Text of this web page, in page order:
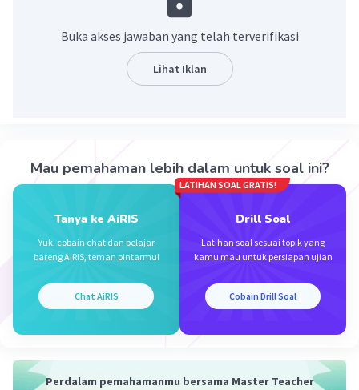
c. 46,7 liter
Penjelasan terlampir dalam gambar.
Beri Rating·5.0
Buka akses jawaban yang telah terverifikasi
Lihat Iklan
Mau pemahaman lebih dalam untuk soal ini?
Tanya ke AiRIS
Yuk, cobain chat dan belajar
bareng AiRIS, teman pintarmu!
Chat AiRIS
LATIHAN SOAL GRATIS!
Drill Soal
Latihan soal sesuai topik yang
kamu mau untuk persiapan ujian
Cobain Drill Soal
Perdalam pemahamanmu bersama Master Teacher